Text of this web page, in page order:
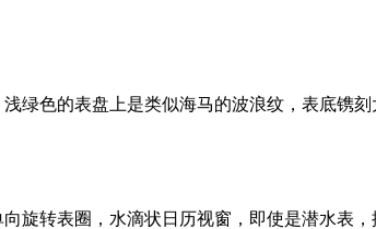
浅绿色的表盘上是类似海马的波浪纹，表底镌
向旋转表圈，水滴状日历视窗，即使是潜水表